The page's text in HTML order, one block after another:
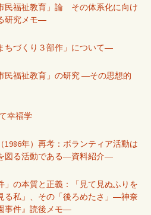
福祉教育」論 その体系化に向け
研究メモ―
ちづくり３部作」について―
福祉教育」の研究 ―その思想的
幸福学
1986年）再考：ボランティア活動は
図る活動である―資料紹介―
」の本質と正義：「見て見ぬふりを
る私」、その「後ろめたさ」―神奈
事件』読後メモ―